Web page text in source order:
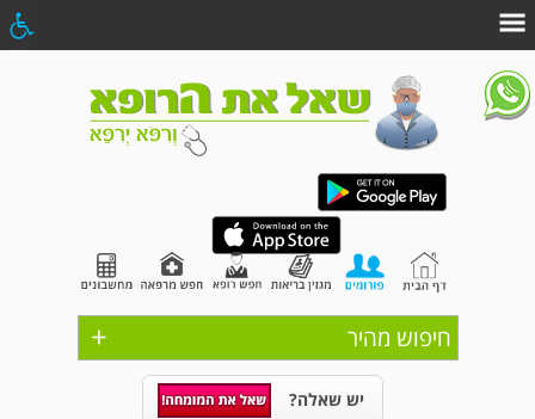
+ חיפוש מהיר
יש שאלה?